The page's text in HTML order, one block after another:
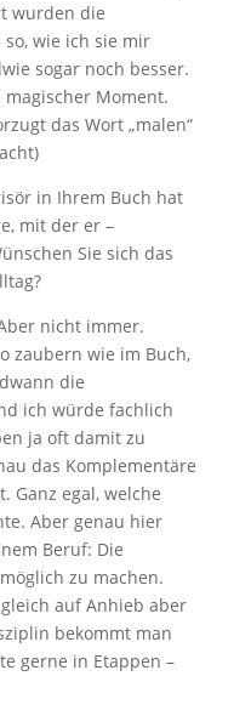
wurden die
wie ich sie mir
sogar noch besser.
Moment.
das Wort „malen“
in Ihrem Buch hat
mit der er –
Sie sich das
nicht immer.
zaubern wie im Buch,
die
ich würde fachlich
ja oft damit zu
das Komplementäre
Ganz egal, welche
Aber genau hier
Beruf: Die
zu machen.
auf Anhieb aber
bekommt man
gerne in Etappen –